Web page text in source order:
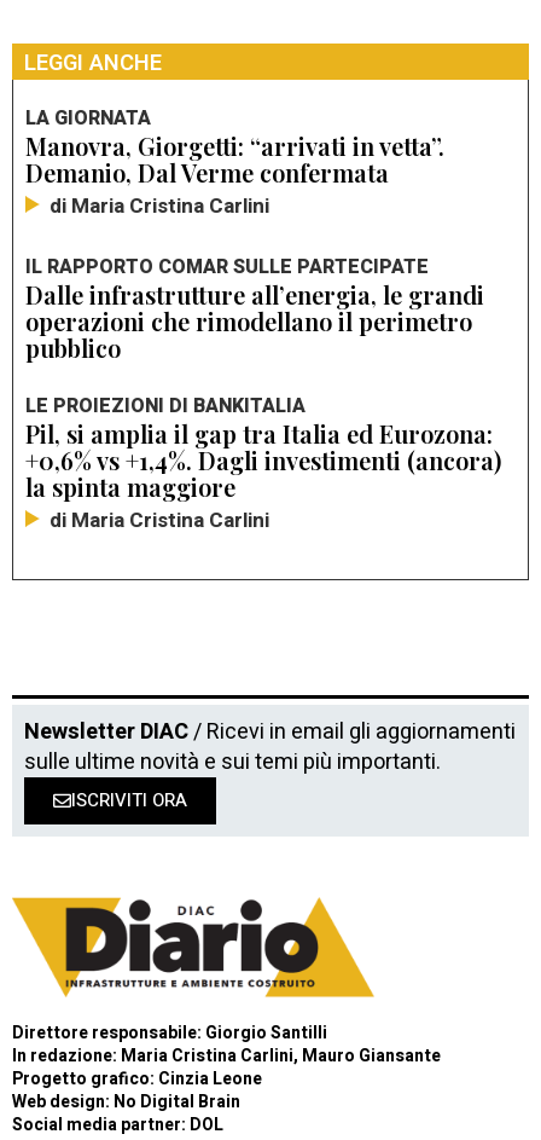
LEGGI ANCHE
LA GIORNATA
Manovra, Giorgetti: “arrivati in vetta”.
Demanio, Dal Verme confermata
di Maria Cristina Carlini
IL RAPPORTO COMAR SULLE PARTECIPATE
Dalle infrastrutture all’energia, le grandi
operazioni che rimodellano il perimetro
pubblico
LE PROIEZIONI DI BANKITALIA
Pil, si amplia il gap tra Italia ed Eurozona:
+0,6% vs +1,4%. Dagli investimenti (ancora)
la spinta maggiore
di Maria Cristina Carlini
Newsletter DIAC/ Ricevi in email gli aggiornamenti
sulle ultime novità e sui temi più importanti.
ISCRIVITI ORA
Direttore responsabile: Giorgio Santilli
In redazione: Maria Cristina Carlini, Mauro Giansante
Progetto grafico: Cinzia Leone
Web design: No Digital Brain
Social media partner: DOL